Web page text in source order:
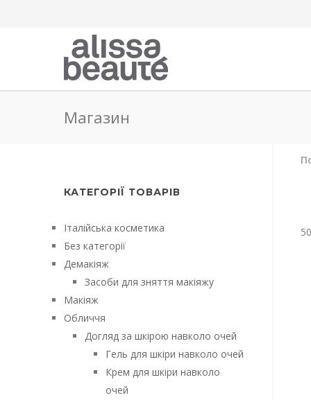
Магазин
КАТЕГОРІЇ ТОВАРІВ
Італійська косметика
Без категорії
Демакіяж
Засоби для зняття макіяжу
Макіяж
Обличчя
Догляд за шкірою навколо очей
Гель для шкіри навколо очей
Крем для шкіри навколо
очей